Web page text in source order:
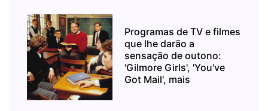
Programas de TV e filmes
que lhe darão a
sensação de outono:
'Gilmore Girls', 'You've
Got Mail', mais